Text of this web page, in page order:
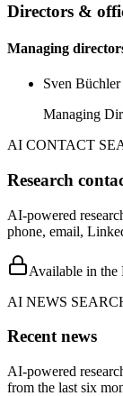
Directors &
Managing
Sven Büchler
Managing
AI CONTACT
Research
AI-powered
phone, email,
Available in the
AI NEWS
Recent news
AI-powered
from the last six